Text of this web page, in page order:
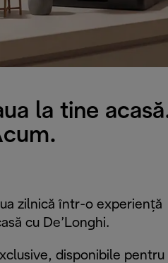
la tine
zilnică într-o experiență
cu De’Longhi.
disponibile pentru